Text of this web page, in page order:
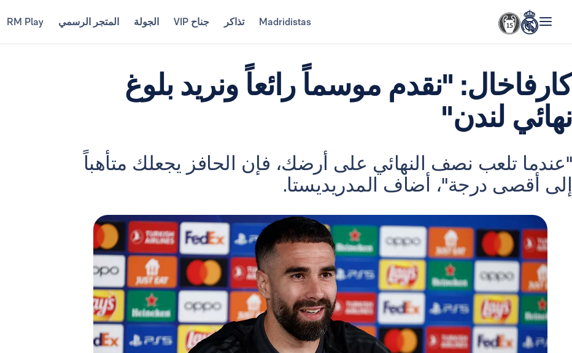
Madridistas تذاكر جناح VIP الجولة المتجر الرسمي RM Play
كارفاخال: "نقدم موسماً رائعاً ونريد بلوغ
نهائي لندن"
"عندما تلعب نصف النهائي على أرضك، فإن الحافز يجعلك متأهباً
إلى أقصى درجة"، أضاف المدريديستا.